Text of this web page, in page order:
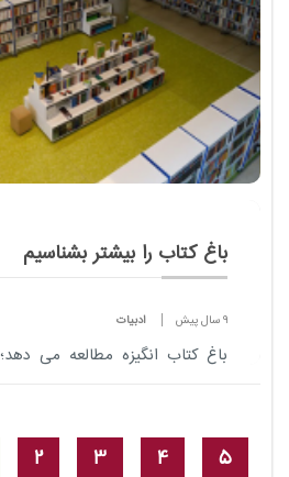
باغ کتاب را بیشتر بشناسیم
9 سال پیش ادبیات
باغ کتاب انگیزه مطالعه می
2 3 4 5